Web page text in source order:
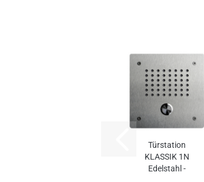
Türstation
KLASSIK 1N
Edelstahl -